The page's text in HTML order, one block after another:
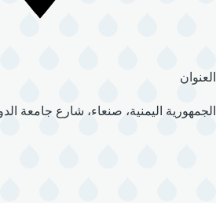
العنوان
الجمهورية اليمنية، صنعاء، شارع جامعة